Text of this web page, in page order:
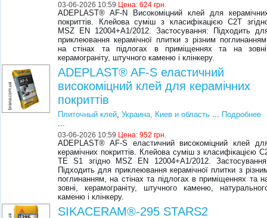
03-06-2026 10:59 Цена:624 грн.
ADEPLAST® AF-N Високоміцний клей для
покриттів. Клейова суміш з класифікацією C2T
MSZ EN 12004+A1/2012. Застосування: Підходить
приклеювання керамічної плитки з різним
на стінах та підлогах в приміщеннях та на
керамограніту, штучного каменю і клінкеру.
ADEPLAST® AF-S еластичний
високоміцний клей для керамічних
покриттів
Плиточный клей,Украина, Киев и область ... Подробнее
...
03-06-2026 10:59 Цена:952 грн.
ADEPLAST® AF-S еластичний високоміцний клей
керамічних покриттів. Клейова суміш з класифікацією
TE S1 згідно MSZ EN 12004+A1/2012.
Підходить для приклеювання керамічної плитки з
поглинанням, на стінах та підлогах в приміщеннях та
зовні, керамограніту, штучного каменю,
каменю і клінкеру.
SIKACERAM®-295 STARS2